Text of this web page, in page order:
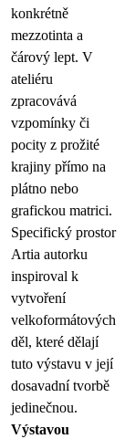
konkrétně
mezzotinta a
čárový lept. V
ateliéru
zpracovává
vzpomínky či
pocity z prožité
krajiny přímo na
plátno nebo
grafickou matrici.
Specifický prostor
Artia autorku
inspiroval k
vytvoření
velkoformátových
děl, které dělají
tuto výstavu v její
dosavadní tvorbě
jedinečnou.
Výstavou